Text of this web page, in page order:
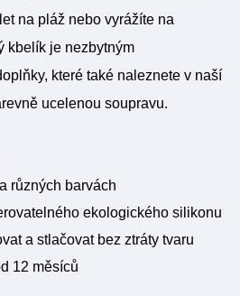
na pláž nebo vyrážíte na
kbelík je nezbytným
které také naleznete v naší
ucelenou soupravu.
různých barvách
ekologického silikonu
a stlačovat bez ztráty tvaru
12 měsíců